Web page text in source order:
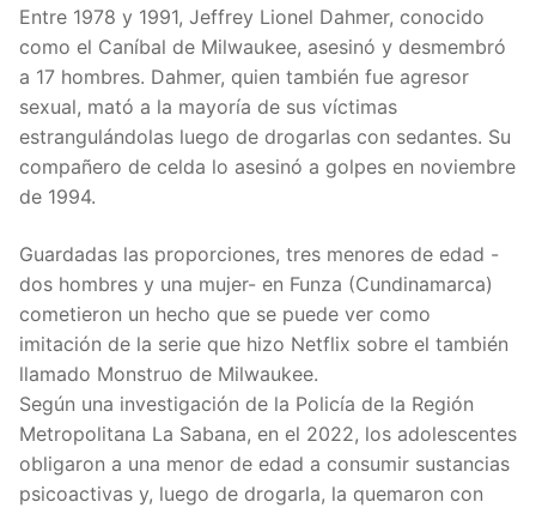
Entre 1978 y 1991, Jeffrey Lionel Dahmer, conocido
como el Caníbal de Milwaukee, asesinó y desmembró
a 17 hombres. Dahmer, quien también fue agresor
sexual, mató a la mayoría de sus víctimas
estrangulándolas luego de drogarlas con sedantes. Su
compañero de celda lo asesinó a golpes en noviembre
de 1994.
Guardadas las proporciones, tres menores de edad -
dos hombres y una mujer- en Funza (Cundinamarca)
cometieron un hecho que se puede ver como
imitación de la serie que hizo Netflix sobre el también
llamado Monstruo de Milwaukee.
Según una investigación de la Policía de la Región
Metropolitana La Sabana, en el 2022, los adolescentes
obligaron a una menor de edad a consumir sustancias
psicoactivas y, luego de drogarla, la quemaron con